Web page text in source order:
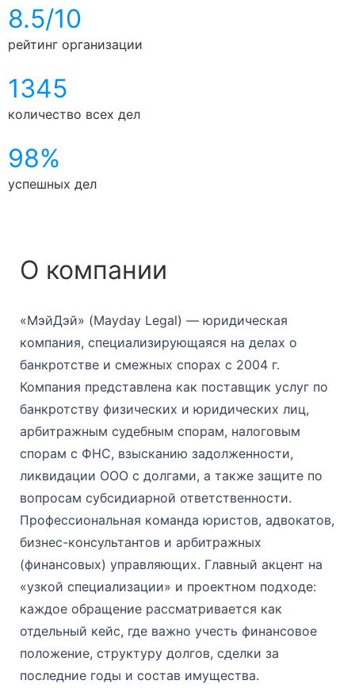
8.5/10
рейтинг организации
1345
количество всех дел
98%
успешных дел
О компании
«МэйДэй» (Mayday Legal) — юридическая
компания, специализирующаяся на делах о
банкротстве и смежных спорах с 2004 г.
Компания представлена как поставщик услуг по
банкротству физических и юридических лиц,
арбитражным судебным спорам, налоговым
спорам с ФНС, взысканию задолженности,
ликвидации ООО с долгами, а также защите по
вопросам субсидиарной ответственности.
Профессиональная команда юристов, адвокатов,
бизнес-консультантов и арбитражных
(финансовых) управляющих. Главный акцент на
«узкой специализации» и проектном подходе:
каждое обращение рассматривается как
отдельный кейс, где важно учесть финансовое
положение, структуру долгов, сделки за
последние годы и состав имущества.